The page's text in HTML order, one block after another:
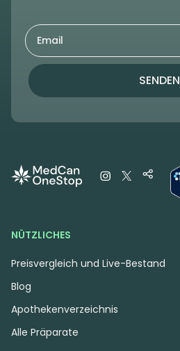
SENDEN
NÜTZLICHES
Preisvergleich und Live-Bestand
Blog
Apothekenverzeichnis
Alle Präparate